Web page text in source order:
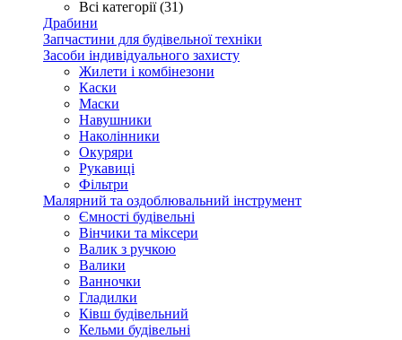
Всі категорії (31)
Драбини
Запчастини для будівельної техніки
Засоби індивідуального захисту
Жилети і комбінезони
Каски
Маски
Навушники
Наколінники
Окуряри
Рукавиці
Фільтри
Малярний та оздоблювальний інструмент
Ємності будівельні
Вінчики та міксери
Валик з ручкою
Валики
Ванночки
Гладилки
Ківш будівельний
Кельми будівельні